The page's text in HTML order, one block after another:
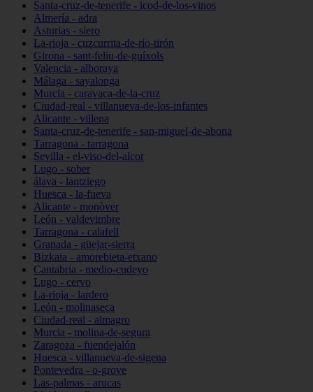
Santa-cruz-de-tenerife - icod-de-los-vinos
Almería - adra
Asturias - siero
La-rioja - cuzcurrita-de-río-tirón
Girona - sant-feliu-de-guíxols
Valencia - alboraya
Málaga - sayalonga
Murcia - caravaca-de-la-cruz
Ciudad-real - villanueva-de-los-infantes
Alicante - villena
Santa-cruz-de-tenerife - san-miguel-de-abona
Tarragona - tarragona
Sevilla - el-viso-del-alcor
Lugo - sober
álava - lantziego
Huesca - la-fueva
Alicante - monòver
León - valdevimbre
Tarragona - calafell
Granada - güejar-sierra
Bizkaia - amorebieta-etxano
Cantabria - medio-cudeyo
Lugo - cervo
La-rioja - lardero
León - molinaseca
Ciudad-real - almagro
Murcia - molina-de-segura
Zaragoza - fuendejalón
Huesca - villanueva-de-sigena
Pontevedra - o-grove
Las-palmas - arucas